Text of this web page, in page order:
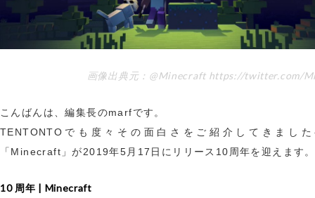
画像出典元：@Minecraft https://twitter.com/
こんばんは、編集長のmarfです。
TENTONTOでも度々その面白さをご紹介してきまし
「Minecraft」が2019年5月17日にリリース10周年を迎えます。
10 周年 | Minecraft